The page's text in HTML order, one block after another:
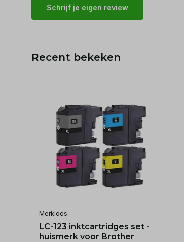
Schrijf je eigen review
Recent bekeken
Merkloos
LC-123 inktcartridges set -
huismerk voor Brother